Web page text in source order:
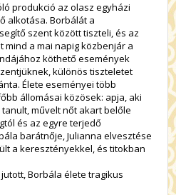
produkció az olasz egyházi
alkotása. Borbálát a
szent között tiszteli, és az
a mai napig közbenjár a
köthető események
különös tiszteletet
Élete eseményei több
állomásai közösek: apja, aki
művelt nőt akart belőle
és az egyre terjedő
barátnője, Julianna elvesztése
a keresztényekkel, és titokban
Borbála élete tragikus